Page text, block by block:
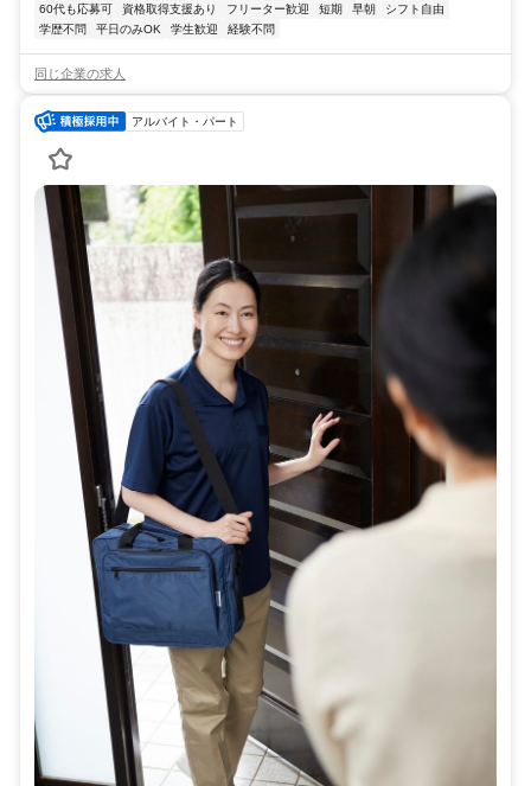
60代も応募可
資格取得支援あり フリーター歓迎 短期 早朝
シフト自由
学歴不問
平日のみOK 学生歓迎 経験不問
同じ企業の求人
アルバイト・パート